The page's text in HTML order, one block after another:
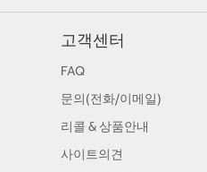
고객센터
FAQ
문의(전화/이메일)
리콜 & 상품안내
사이트의견